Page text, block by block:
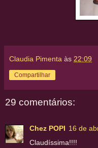
Claudia Pimenta às 22:09
Compartilhar
29 comentários:
Chez POPI 16 de
Claudíssima!!!!